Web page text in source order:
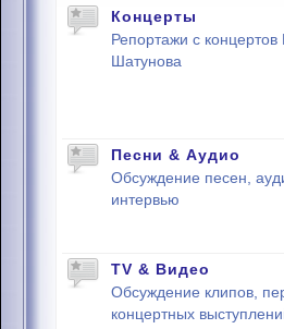
Концерты
Репортажи с
Шатунова
Песни & Аудио
Обсуждение песен,
интервью
TV & Видео
Обсуждение клипов,
концертных